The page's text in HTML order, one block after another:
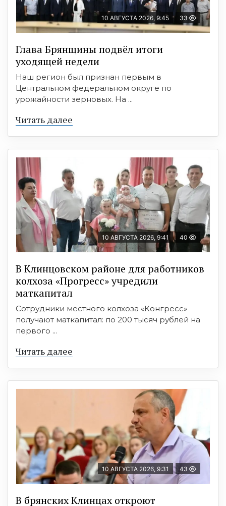
10 АВГУСТА 2026, 9:45 33
Глава Брянщины подвёл итоги
уходящей недели
Наш регион был признан первым в
Центральном федеральном округе по
урожайности зерновых. На ...
Читать далее
10 АВГУСТА 2026, 9:41 40
В Клинцовском районе для работников
колхоза «Прогресс» учредили
маткапитал
Сотрудники местного колхоза «Конгресс»
получают маткапитал: по 200 тысяч рублей на
первого ...
Читать далее
10 АВГУСТА 2026, 9:31 43
В брянских Клинцах откроют